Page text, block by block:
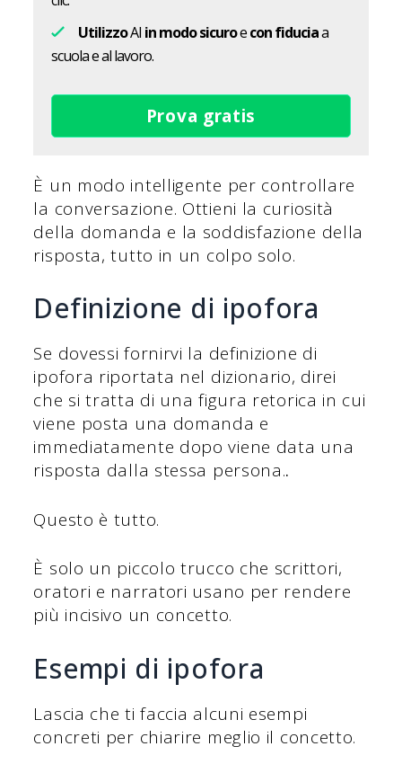
UtilizzoAI in modo sicuroecon fiduciaa
scuola e al lavoro.
Prova gratis
È un modo intelligente per controllare
la conversazione. Ottieni la curiosità
della domanda e la soddisfazione della
risposta, tutto in un colpo solo.
Definizione di ipofora
Se dovessi fornirvi la definizione di
ipofora riportata nel dizionario, direi
che si tratta di una figura retorica in cui
viene posta una domanda e
immediatamente dopo viene data una
risposta dalla stessa persona..
Questo è tutto.
È solo un piccolo trucco che scrittori,
oratori e narratori usano per rendere
più incisivo un concetto.
Esempi di ipofora
Lascia che ti faccia alcuni esempi
concreti per chiarire meglio il concetto.